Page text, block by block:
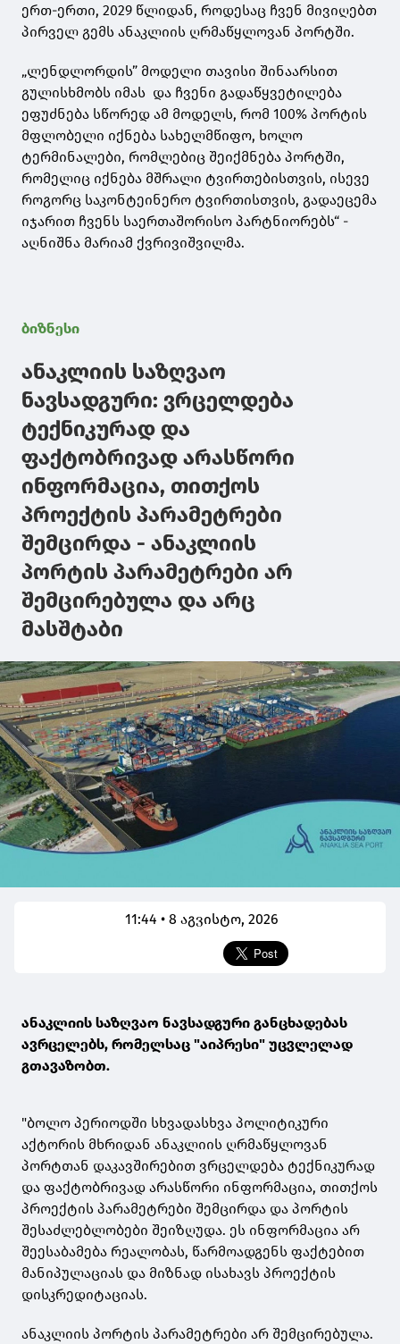
ერთ-ერთი, 2029 წლიდან, როდესაც ჩვენ მივიღებთ
პირველ გემს ანაკლიის ღრმაწყლოვან პორტში.
„ლენდლორდის” მოდელი თავისი შინაარსით
გულისხმობს იმას და ჩვენი გადაწყვეტილება
ეფუძნება სწორედ ამ მოდელს, რომ 100% პორტის
მფლობელი იქნება სახელმწიფო, ხოლო
ტერმინალები, რომლებიც შეიქმნება პორტში,
რომელიც იქნება მშრალი ტვირთებისთვის, ისევე
როგორც საკონტეინერო ტვირთისთვის, გადაეცემა
იჯარით ჩვენს საერთაშორისო პარტნიორებს“ -
აღნიშნა მარიამ ქვრივიშვილმა.
ბიზნესი
ანაკლიის საზღვაო
ნავსადგური: ვრცელდება
ტექნიკურად და
ფაქტობრივად არასწორი
ინფორმაცია, თითქოს
პროექტის პარამეტრები
შემცირდა - ანაკლიის
პორტის პარამეტრები არ
შემცირებულა და არც
მასშტაბი
11:44 • 8 აგვისტო, 2026
ანაკლიის საზღვაო ნავსადგური განცხადებას
ავრცელებს, რომელსაც "აიპრესი" უცვლელად
გთავაზობთ.
"ბოლო პერიოდში სხვადასხვა პოლიტიკური
აქტორის მხრიდან ანაკლიის ღრმაწყლოვან
პორტთან დაკავშირებით ვრცელდება ტექნიკურად
და ფაქტობრივად არასწორი ინფორმაცია, თითქოს
პროექტის პარამეტრები შემცირდა და პორტის
შესაძლებლობები შეიზღუდა. ეს ინფორმაცია არ
შეესაბამება რეალობას, წარმოადგენს ფაქტებით
მანიპულაციას და მიზნად ისახავს პროექტის
დისკრედიტაციას.
ანაკლიის პორტის პარამეტრები არ შემცირებულა.